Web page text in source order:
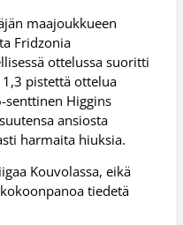
maajoukkueen
Fridzonia
ottelussa suoritti
pistettä ottelua
senttinen Higgins
ansiosta
harmaita hiuksia.
Kouvolassa, eikä
tiedetä